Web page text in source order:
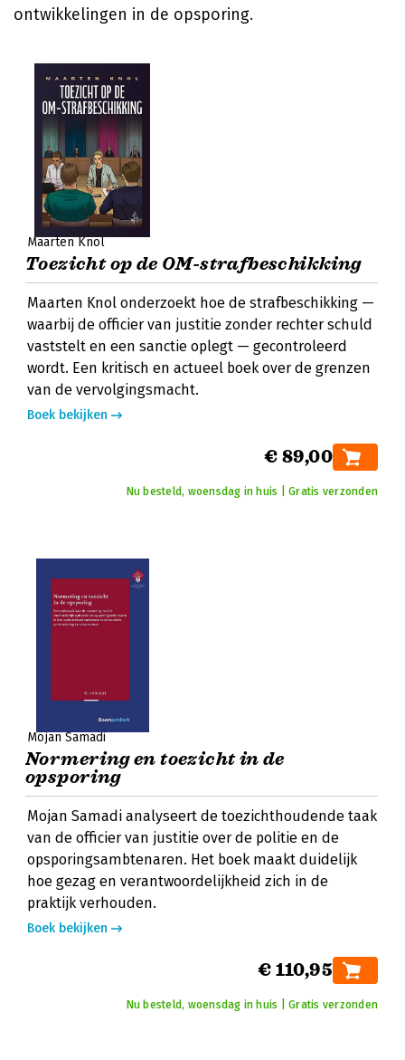
ontwikkelingen in de opsporing.
Maarten Knol
Toezicht op de OM-strafbeschikking
Maarten Knol onderzoekt hoe de strafbeschikking —
waarbij de officier van justitie zonder rechter schuld
vaststelt en een sanctie oplegt — gecontroleerd
wordt. Een kritisch en actueel boek over de grenzen
van de vervolgingsmacht.
Boek bekijken
€ 89,00
Nu besteld, woensdag in huis | Gratis verzonden
Mojan Samadi
Normering en toezicht in de
opsporing
Mojan Samadi analyseert de toezichthoudende taak
van de officier van justitie over de politie en de
opsporingsambtenaren. Het boek maakt duidelijk
hoe gezag en verantwoordelijkheid zich in de
praktijk verhouden.
Boek bekijken
€ 110,95
Nu besteld, woensdag in huis | Gratis verzonden